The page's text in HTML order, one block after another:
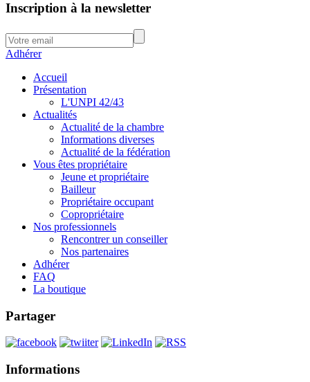
Inscription à la newsletter
Adhérer
Accueil
Présentation
L'UNPI 42/43
Actualités
Actualité de la chambre
Informations diverses
Actualité de la fédération
Vous êtes propriétaire
Jeune et propriétaire
Bailleur
Propriétaire occupant
Copropriétaire
Nos professionnels
Rencontrer un conseiller
Nos partenaires
Adhérer
FAQ
La boutique
Partager
Informations